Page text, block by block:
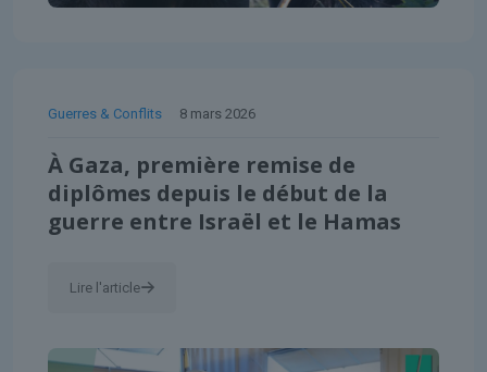
Guerres & Conflits 8 mars 2026
À Gaza, première remise de
diplômes depuis le début de la
guerre entre Israël et le Hamas
Lire l'article